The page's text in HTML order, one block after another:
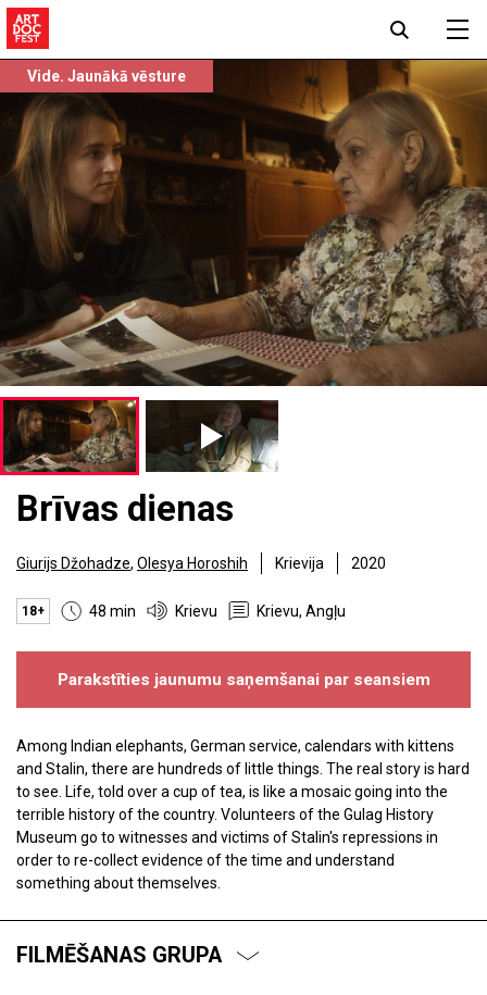
Vide. Jaunākā vēsture
Brīvas dienas
Giurijs Džohadze, Olesya Horoshih Krievija 2020
18+ 48 min Krievu Krievu, Angļu
Parakstīties jaunumu saņemšanai par seansiem
Among Indian elephants, German service, calendars with kittens
and Stalin, there are hundreds of little things. The real story is hard
to see. Life, told over a cup of tea, is like a mosaic going into the
terrible history of the country. Volunteers of the Gulag History
Museum go to witnesses and victims of Stalin's repressions in
order to re-collect evidence of the time and understand
something about themselves.
FILMĒŠANAS GRUPA